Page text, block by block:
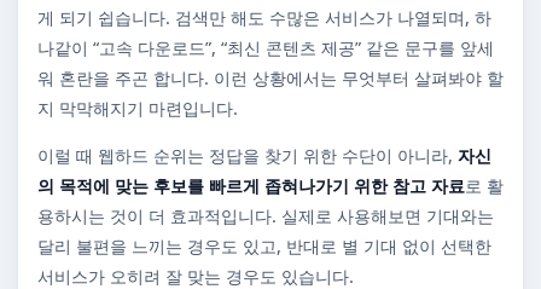
게 되기 쉽습니다. 검색만 해도 수많은 서비스가 나열되며, 하
나같이 “고속 다운로드”, “최신 콘텐츠 제공” 같은 문구를 앞세
워 혼란을 주곤 합니다. 이런 상황에서는 무엇부터 살펴봐야 할
지 막막해지기 마련입니다.
이럴 때 웹하드 순위는 정답을 찾기 위한 수단이 아니라, 자신
의 목적에 맞는 후보를 빠르게 좁혀나가기 위한 참고 자료로 활
용하시는 것이 더 효과적입니다. 실제로 사용해보면 기대와는
달리 불편을 느끼는 경우도 있고, 반대로 별 기대 없이 선택한
서비스가 오히려 잘 맞는 경우도 있습니다.